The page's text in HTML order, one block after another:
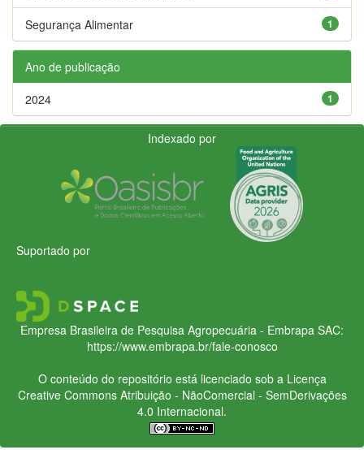
1
Segurança Alimentar
Ano de publicação
1
2024
Indexado por
Suportado por
Empresa Brasileira de Pesquisa Agropecuária - Embrapa SAC:
https://www.embrapa.br/fale-conosco
O conteúdo do repositório está licenciado sob a Licença
Creative CommonsAtribuição - NãoComercial - SemDerivações
4.0 Internacional.